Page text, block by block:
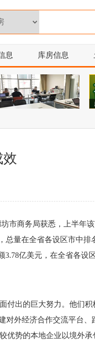
息 库房信息
效
市商务局获悉，上半年
总量在全省各设区市中
亿美元，在全省各设
付出的巨大努力。他们积
对外经济合作交流平台
优势的本地企业以境外